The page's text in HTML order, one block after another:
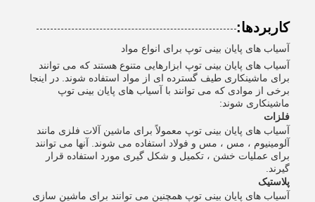
کاربردها:
آسیاب های پایان بینی توپ برای انواع مواد
آسیاب های پایان بینی توپ ابزارهایی متنوع هستند که می توانند
برای ماشینکاری طیف گسترده ای از مواد استفاده شوند. در اینجا
برخی از موادی که می توانند با آسیاب های پایان بینی توپ
ماشینکاری شوند:
فلزات
آسیاب های پایان بینی توپ معمولاً برای ماشین آلات فلزی مانند
آلومینیوم ، مس ، مس و فولاد استفاده می شوند. آنها می توانند
برای عملیات خشن ، تکمیل و شکل گیری مورد استفاده قرار
گیرند.
پلاستیک
آسیاب های پایان بینی توپ همچنین می توانند برای ماشین سازی